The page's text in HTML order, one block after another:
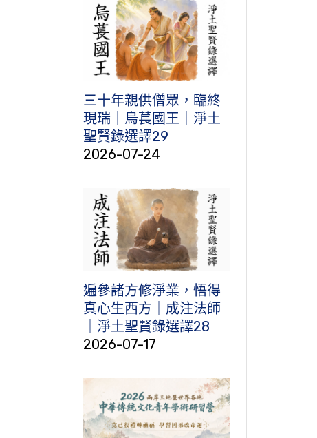
三十年親供僧眾，臨終
現瑞｜烏萇國王｜淨土
聖賢錄選譯29
2026-07-24
遍參諸方修淨業，悟得
真心生西方｜成注法師
｜淨土聖賢錄選譯28
2026-07-17